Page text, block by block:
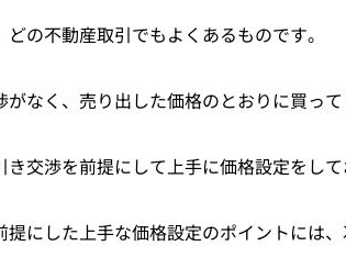
の不動産取引でもよくあるものです。
がなく、売り出した価格のとおりに買っ
き交渉を前提にして上手に価格設定をし
にした上手な価格設定のポイントには、